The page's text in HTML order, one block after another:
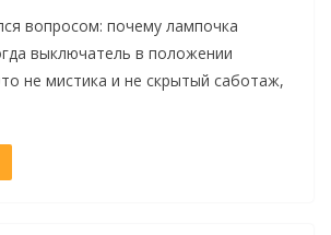
вопросом: почему лампочка
выключатель в положении
не мистика и не скрытый саботаж,